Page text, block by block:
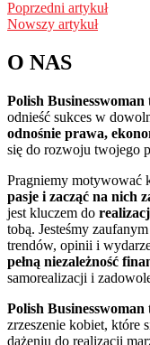
Poprzedni artykuł
Nowszy artykuł
O NAS
Polish Businesswoman
odnieść sukces w
odnośnie prawa,
się do rozwoju twojego
Pragniemy motywować
pasje i zacząć na nich
jest kluczem do
tobą. Jesteśmy
trendów, opinii i
pełną niezależność
samorealizacji i
Polish Businesswoman
zrzeszenie kobiet, które
dążeniu do realizacji